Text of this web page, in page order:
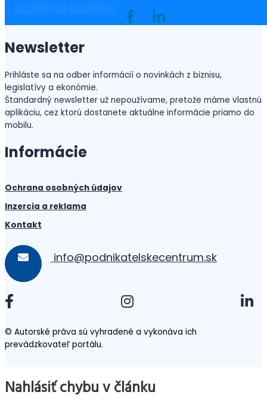
Newsletter
Prihláste sa na odber informácií o novinkách z biznisu,
legislatívy a ekonómie.
Štandardný newsletter už nepoužívame, pretože máme vlastnú
aplikáciu, cez ktorú dostanete aktuálne informácie priamo do
mobilu.
Informácie
Ochrana osobných údajov
Inzercia a reklama
Kontakt
info@podnikatelskecentrum.sk
© Autorské práva sú vyhradené a vykonáva ich
prevádzkovateľ portálu.
Nahlásiť chybu v článku